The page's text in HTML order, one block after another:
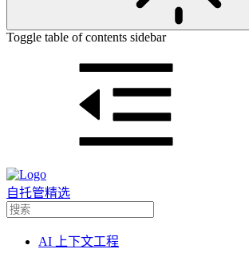
Toggle table of contents sidebar
自托管精选
AI 上下文工程